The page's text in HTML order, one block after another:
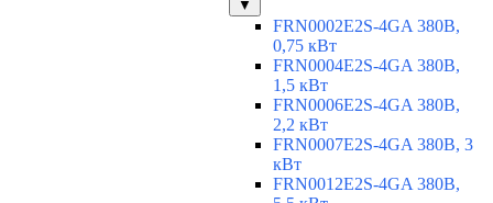
▼
FRN0002E2S-4GA 380В,
0,75 кВт
FRN0004E2S-4GA 380В,
1,5 кВт
FRN0006E2S-4GA 380В,
2,2 кВт
FRN0007E2S-4GA 380В, 3
кВт
FRN0012E2S-4GA 380В,